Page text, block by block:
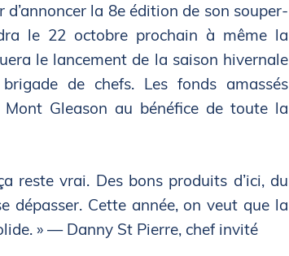
la 8e édition de son souper-
le 22 octobre prochain à même la
le lancement de la saison hivernale
de chefs. Les fonds amassés
Gleason au bénéfice de toute la
reste vrai. Des bons produits d’ici, du
dépasser. Cette année, on veut que la
» — Danny St Pierre, chef invité